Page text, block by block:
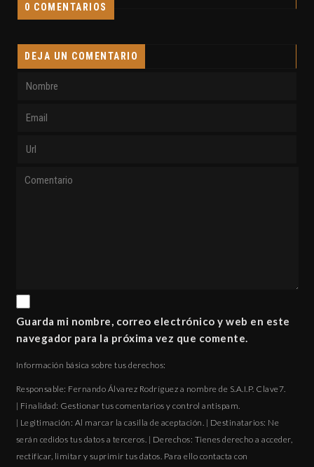
0 COMENTARIOS
DEJA UN COMENTARIO
Guarda mi nombre, correo electrónico y web en este
navegador para la próxima vez que comente.
Información básica sobre tus derechos:
Responsable: Fernando Álvarez Rodríguez a nombre de S.A.I.P. Clave7.
| Finalidad: Gestionar tus comentarios y control antispam.
| Legitimación: Al marcar la casilla de aceptación. | Destinatarios: Ne
serán cedidos tus datos a terceros. | Derechos: Tienes derecho a acceder,
rectificar, limitar y suprimir tus datos. Para ello contacta con